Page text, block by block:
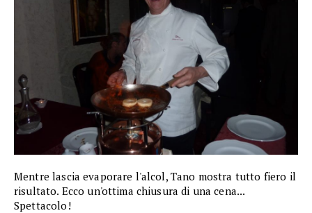
Mentre lascia evaporare l'alcol, Tano mostra tutto fiero il
risultato. Ecco un'ottima chiusura di una cena...
Spettacolo!